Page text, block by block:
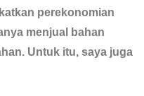
perekonomian
menjual bahan
Untuk itu, saya juga